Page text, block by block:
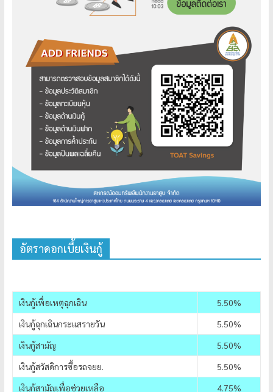
อัตราดอกเบี้ยเงินกู้
เงินกู้เพื่อเหตุฉุกเฉิน
5.50%
เงินกู้ฉุกเฉินกระแสรายวัน
5.50%
เงินกู้สามัญ
5.50%
เงินกู้สวัสดิการซื้อรถจยย.
5.50%
เงินกู้สามัญเพื่อช่วยเหลือ
4.75%